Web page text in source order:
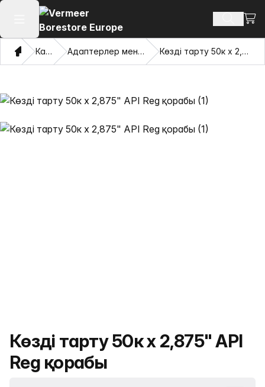
Негізгі мәзірді ашу Іздеу
Үй Каталог Адаптерлер мен тартатын көздер Көзді тарту 50к х 2,875" API Reg қорабы
Өнімнің атауы
Көзді тарту 50к х 2,875" API
Reg қорабы